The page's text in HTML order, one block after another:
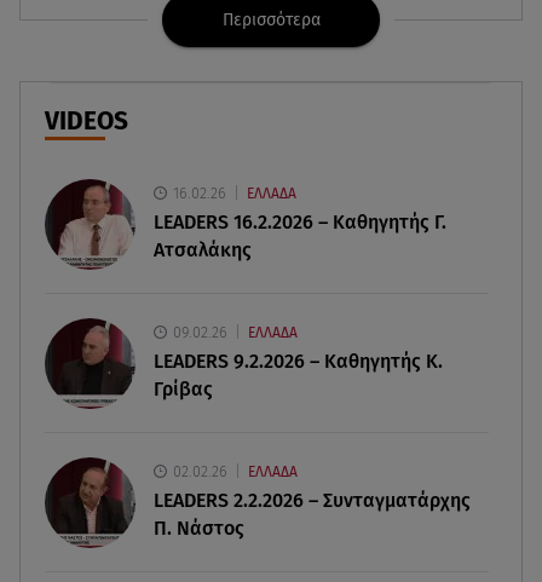
Ανδρομάχη: «Είσαι το φως στη ζωή μου» – Η νέα
Δανάη Μπακογιάννη: Η κόρη του Κώστα
Μπακογιάννη έκανε πανελλήνιο ρεκόρ
του Χόρχε στα 68 του χρόνια
08.08.26 , 16:07
Ευγενία Σαμαρά: Διακοπάρει με τον Νίκο
08.08.26 , 16:00
Back to black: η διαχρονική αξία του μαύρου
στην καλοκαιρινή γκαρνταρόμπα
Περισσότερα
VIDEOS
16.02.26 ΕΛΛΑΔΑ
LEADERS 16.2.2026 – Καθηγητής Γ.
Ατσαλάκης
09.02.26 ΕΛΛΑΔΑ
LEADERS 9.2.2026 – Καθηγητής Κ.
Γρίβας
02.02.26 ΕΛΛΑΔΑ
LEADERS 2.2.2026 – Συνταγματάρχης
Π. Νάστος